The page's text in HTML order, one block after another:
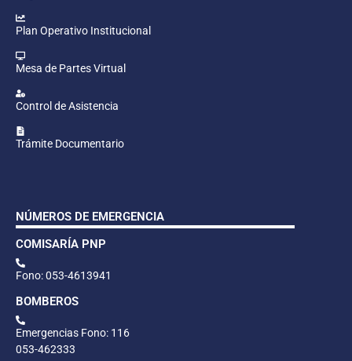
Plan Operativo Institucional
Mesa de Partes Virtual
Control de Asistencia
Trámite Documentario
NÚMEROS DE EMERGENCIA
COMISARÍA PNP
Fono: 053-4613941
BOMBEROS
Emergencias Fono: 116
053-462333